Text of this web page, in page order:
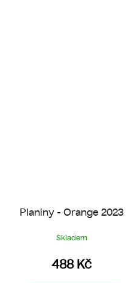
Planiny - Orange 2023
Skladem
488 Kč